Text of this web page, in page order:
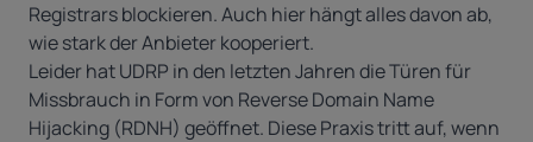
Registrars blockieren. Auch hier hängt alles davon ab,
wie stark der Anbieter kooperiert.
Leider hat UDRP in den letzten Jahren die Türen für
Missbrauch in Form von Reverse Domain Name
Hijacking (RDNH) geöffnet. Diese Praxis tritt auf, wenn